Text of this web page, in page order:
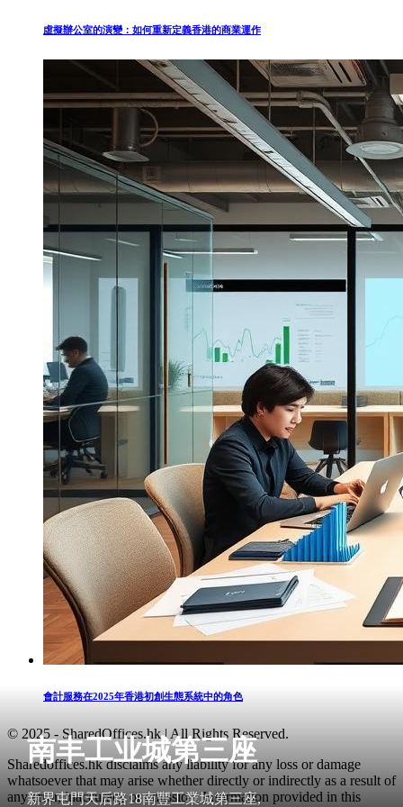
南丰工业城第三座
新界屯門天后路18南豐工業城第三座,
虛擬辦公室的演變：如何重新定義香港的商業運作
會計服務在2025年香港初創生態系統中的角色
© 2025 - SharedOffices.hk | All Rights Reserved.
Sharedoffices.hk disclaims any liability for any loss or damage
whatsoever that may arise whether directly or indirectly as a result of
any error, inaccuracy or omission. Information provided in this